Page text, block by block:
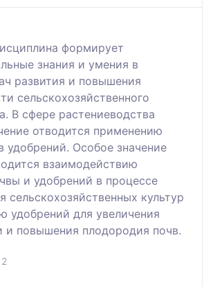
формирует
знания и умения в
развития и повышения
сельскохозяйственного
В сфере растениеводства
отводится применению
удобрений. Особое значение
взаимодействию
и удобрений в процессе
сельскохозяйственных культур
удобрений для увеличения
и повышения плодородия почв.